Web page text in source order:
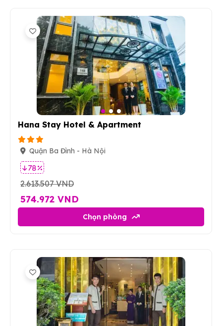
Hana Stay Hotel & Apartment
Quận Ba Đình - Hà Nội
78 %
2.613.507 VND
574.972 VND
Chọn phòng